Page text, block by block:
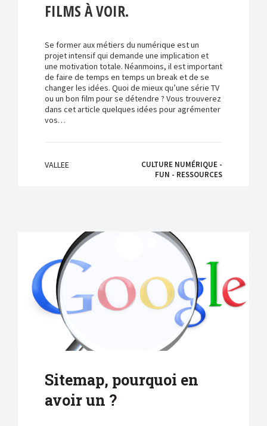
FILMS À VOIR.
Se former aux métiers du numérique est un
projet intensif qui demande une implication et
une motivation totale. Néanmoins, il est important
de faire de temps en temps un break et de se
changer les idées. Quoi de mieux qu’une série TV
ou un bon film pour se détendre ? Vous trouverez
dans cet article quelques idées pour agrémenter
vos…
VALLEE
CULTURE NUMÉRIQUE -
FUN - RESSOURCES
Sitemap, pourquoi en
avoir un ?